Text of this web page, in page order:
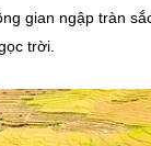
gian ngập tràn
trời.